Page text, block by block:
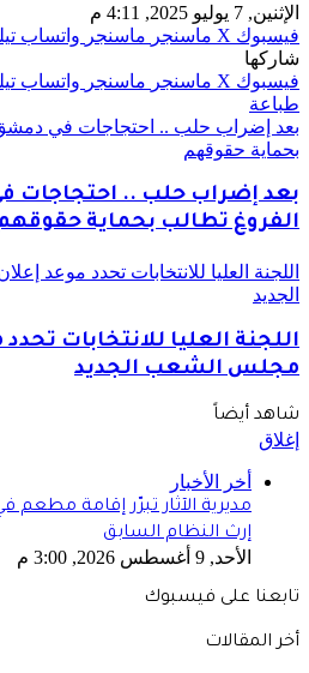
الإثنين, 7 يوليو 2025, 4:11 م
فيسبوك ‫X ماسنجر ماسنجر واتساب
شاركها
فيسبوك ‫X ماسنجر ماسنجر واتساب
طباعة
بعد إضراب حلب .. احتجاجات في
بحماية حقوقهم
بعد إضراب حلب ..
الفروغ تطالب بحماية
اللجنة العليا للانتخابات تحدد موعد
الجديد
اللجنة العليا للانتخابات
مجلس الشعب الجديد
شاهد أيضاً
إغلاق
أخر الأخبار
مديرية الآثار تبرّر إقامة
إرث النظام السابق
الأحد, 9 أغسطس 2026, 3:00 م
تابعنا على فيسبوك
أخر المقالات